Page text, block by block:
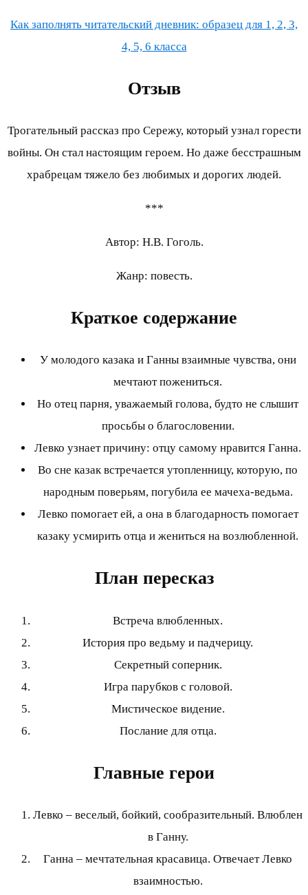
Как заполнять читательский дневник: образец для 1, 2, 3,
4, 5, 6 класса
Отзыв
Трогательный рассказ про Сережу, который узнал горести
войны. Он стал настоящим героем. Но даже бесстрашным
храбрецам тяжело без любимых и дорогих людей.
***
Автор: Н.В. Гоголь.
Жанр: повесть.
Краткое содержание
У молодого казака и Ганны взаимные чувства, они
мечтают пожениться.
Но отец парня, уважаемый голова, будто не слышит
просьбы о благословении.
Левко узнает причину: отцу самому нравится Ганна.
Во сне казак встречается утопленницу, которую, по
народным поверьям, погубила ее мачеха-ведьма.
Левко помогает ей, а она в благодарность помогает
казаку усмирить отца и жениться на возлюбленной.
План пересказ
Встреча влюбленных.
История про ведьму и падчерицу.
Секретный соперник.
Игра парубков с головой.
Мистическое видение.
Послание для отца.
Главные герои
Левко – веселый, бойкий, сообразительный. Влюблен
в Ганну.
Ганна – мечтательная красавица. Отвечает Левко
взаимностью.